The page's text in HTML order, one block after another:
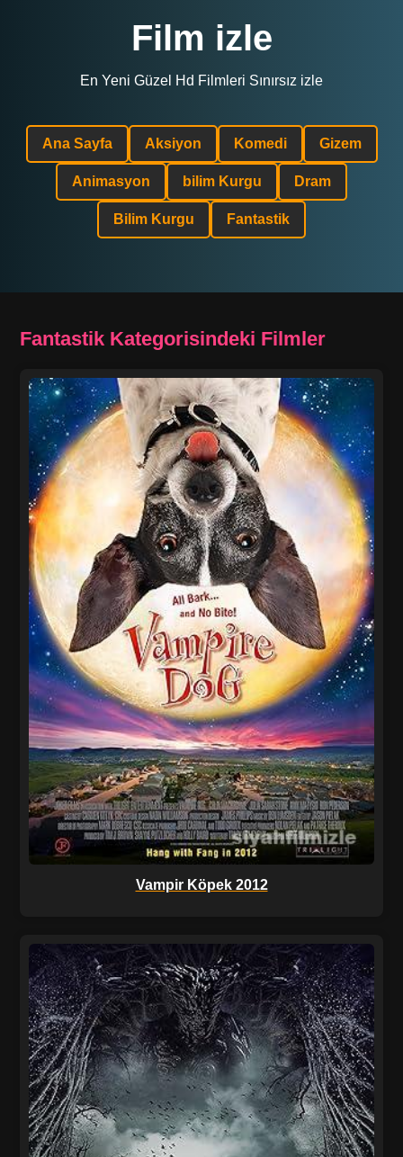
Film izle
En Yeni Güzel Hd Filmleri Sınırsız izle
Ana Sayfa Aksiyon Komedi Gizem
Animasyon bilim Kurgu Dram
Bilim Kurgu Fantastik
Fantastik Kategorisindeki Filmler
Vampir Köpek 2012